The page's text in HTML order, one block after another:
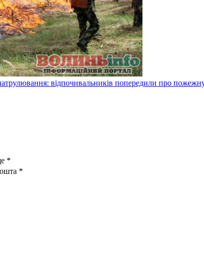
відпочивальників попередили про
*
*